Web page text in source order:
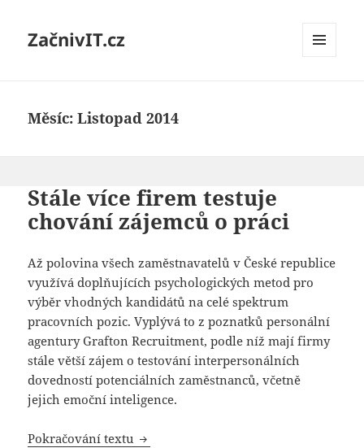
ZačnivIT.cz
Měsíc:Listopad 2014
Stále více firem testuje
chování zájemců o práci
Až polovina všech zaměstnavatelů v České republice
využívá doplňujících psychologických metod pro
výběr vhodných kandidátů na celé spektrum
pracovních pozic. Vyplývá to z poznatků personální
agentury Grafton Recruitment, podle níž mají firmy
stále větší zájem o testování interpersonálních
dovedností potenciálních zaměstnanců, včetně
jejich emoční inteligence.
Pokračování textu Stále více firem testuje chování